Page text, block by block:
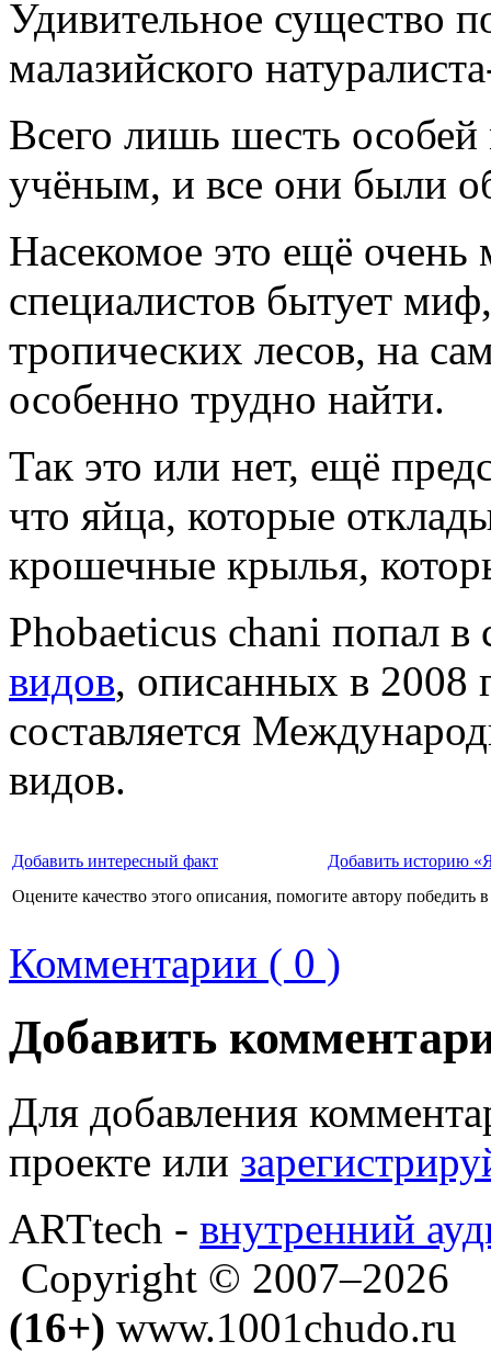
Удивительное существо
малазийского
Всего лишь шесть особей
учёным, и все они были
Насекомое это ещё очень
специалистов бытует
тропических лесов, на
особенно трудно найти.
Так это или нет, ещё
что яйца, которые
крошечные крылья,
Phobaeticus chani попал в
видов, описанных в 2008
составляется
видов.
Добавить интересный факт
Добавить историю
Оцените качество этого описания, помогите автору победить
Комментарии ( 0 )
Добавить
Для добавления
проекте или
ARTtech - внутренний
Copyright © 2007–2026
(16+) www.1001chudo.ru